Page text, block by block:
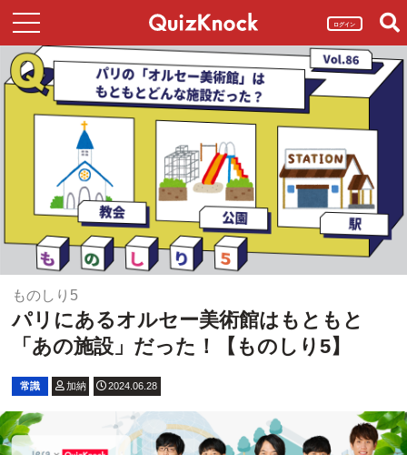
ログイン
ものしり5
パリにあるオルセー美術館はもともと
「あの施設」だった！【ものしり5】
常識 加納 2024.06.28